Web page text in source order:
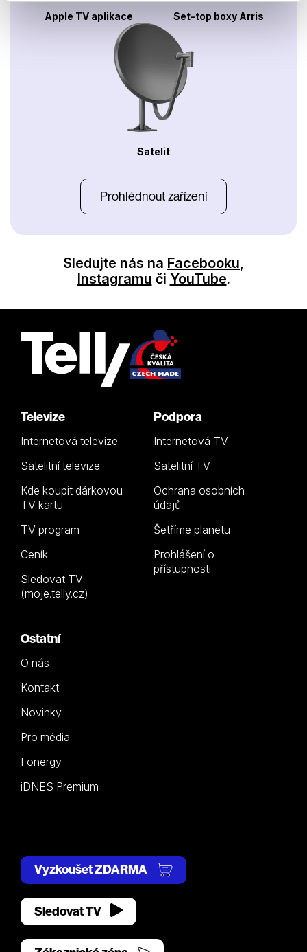
Apple TV aplikace Set-top boxy Arris
Satelit
Prohlédnout zařízení
Sledujte nás na Facebooku,
Instagramu či YouTube.
Televize
Internetová televize
Satelitní televize
Kde koupit dárkovou
TV kartu
TV program
Ceník
Sledovat TV
(moje.telly.cz)
Podpora
Internetová TV
Satelitní TV
Ochrana osobních
údajů
Šetříme planetu
Prohlášení o
přístupnosti
Ostatní
O nás
Kontakt
Novinky
Pro média
Fonergy
iDNES Premium
Vyzkoušet ZDARMA
Sledovat TV